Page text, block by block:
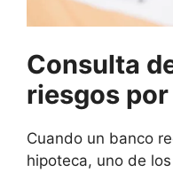
Consulta
riesgos
Cuando un banco
hipoteca, uno de